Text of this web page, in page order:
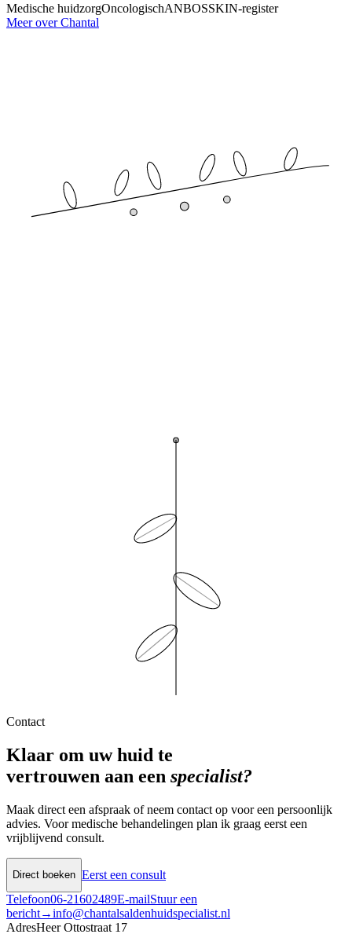
Medische huidzorgOncologischANBOSSKIN-register
Meer over Chantal
Contact
Klaar om uw huid te
vertrouwen aan een specialist?
Maak direct een afspraak of neem contact op voor een persoonlijk
advies. Voor medische behandelingen plan ik graag eerst een
vrijblijvend consult.
Direct boeken Eerst een consult
Telefoon06-21602489E-mailStuur een
bericht→info@chantalsaldenhuidspecialist.nl
AdresHeer Ottostraat 17